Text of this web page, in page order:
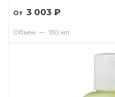
От 3 003 ₽
Объем — 130 мл